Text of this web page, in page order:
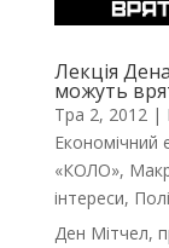
Лекція
можуть
Тра 2, 2012|
Економічний
«КОЛО»,
інтереси,
Ден Мітчел,